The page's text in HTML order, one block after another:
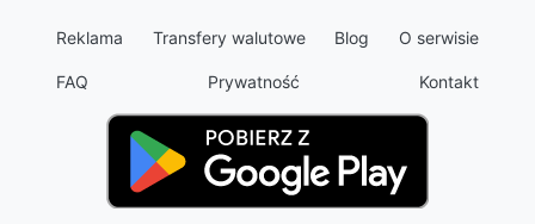
Reklama Transfery walutowe Blog O serwisie
FAQ Prywatność Kontakt